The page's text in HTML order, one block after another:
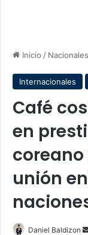
Inicio / Nacionales
Internacionales
Café
en
unión
Daniel Baldizon